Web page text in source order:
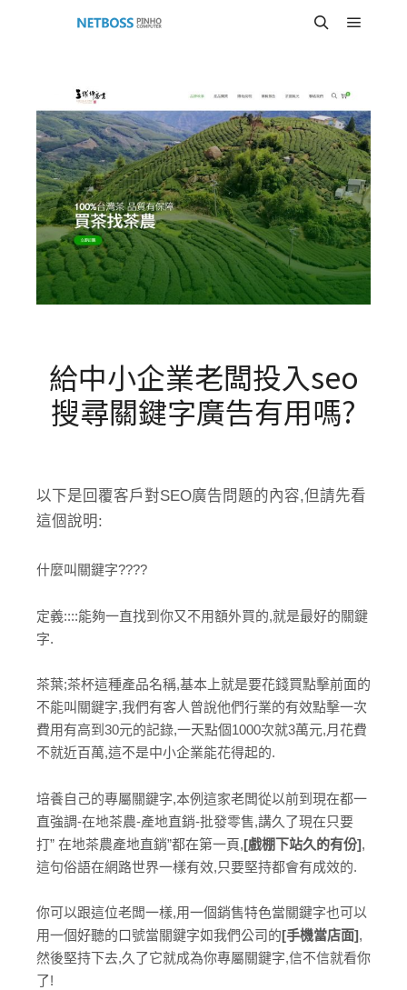
給中小企業老闆投入seo
搜尋關鍵字廣告有用嗎?
以下是回覆客戶對SEO廣告問題的內容,但請先看
這個說明:
什麼叫關鍵字????
定義::::能夠一直找到你又不用額外買的,就是最好的關鍵
字.
茶葉;茶杯這種產品名稱,基本上就是要花錢買點擊前面的
不能叫關鍵字,我們有客人曾說他們行業的有效點擊一次
費用有高到30元的記錄,一天點個1000次就3萬元,月花費
不就近百萬,這不是中小企業能花得起的.
培養自己的專屬關鍵字,本例這家老闆從以前到現在都一
直強調-在地茶農-產地直銷-批發零售,講久了現在只要
打” 在地茶農產地直銷”都在第一頁,[戲棚下站久的有份],
這句俗語在網路世界一樣有效,只要堅持都會有成效的.
你可以跟這位老闆一樣,用一個銷售特色當關鍵字也可以
用一個好聽的口號當關鍵字如我們公司的[手機當店面],
然後堅持下去,久了它就成為你專屬關鍵字,信不信就看你
了!